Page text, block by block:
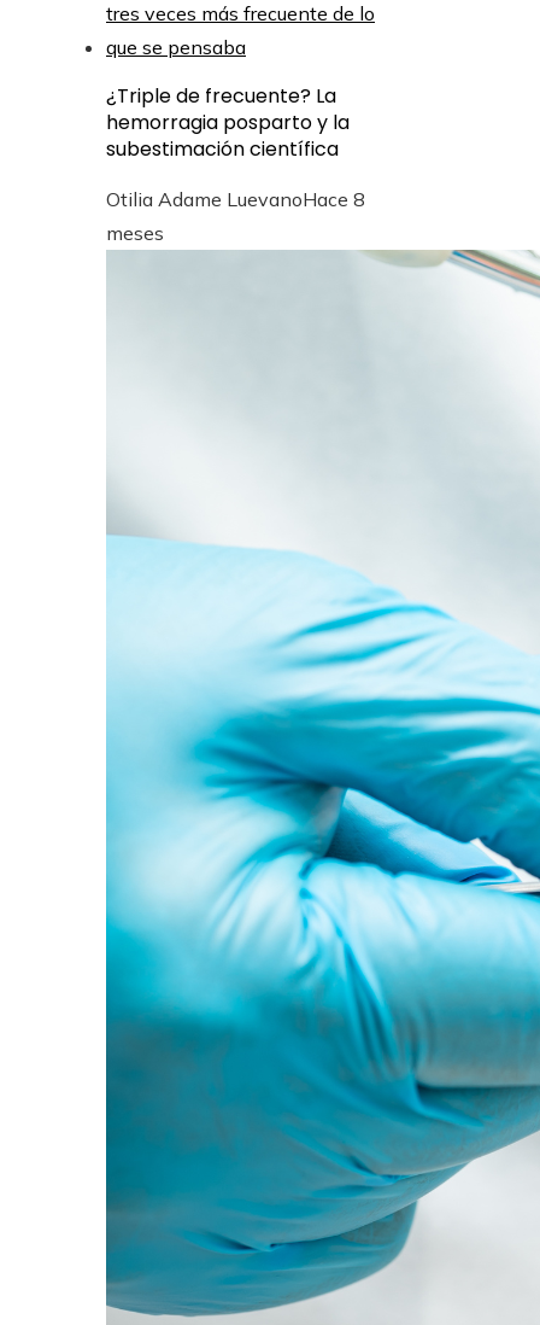
¿Triple de frecuente? La
hemorragia posparto y la
subestimación científica
Otilia Adame LuevanoHace 8
meses